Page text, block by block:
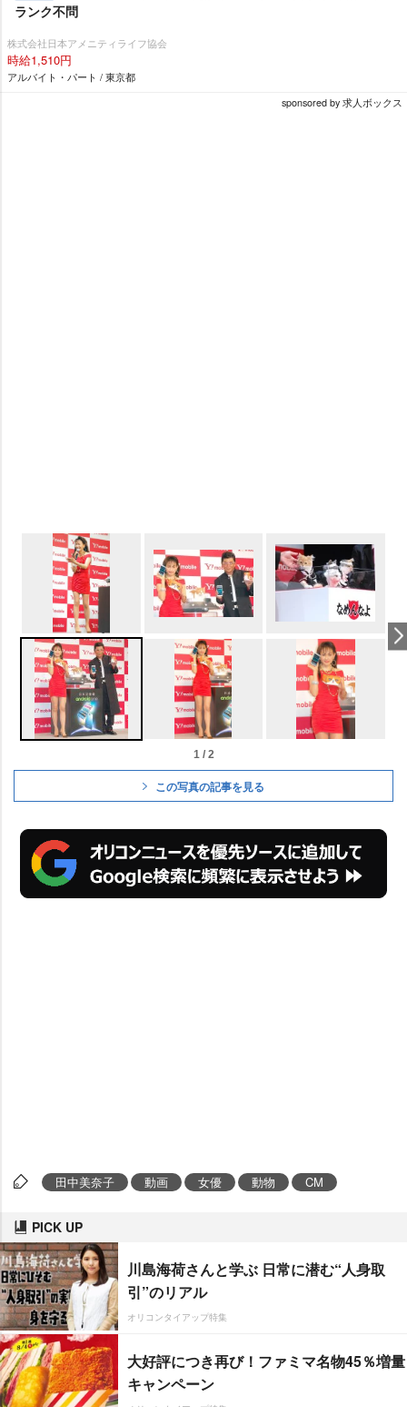
ランク不問
株式会社日本アメニティライフ協会
時給1,510円
アルバイト・パート / 東京都
sponsored by 求人ボックス
1 / 2
この写真の記事を見る
田中美奈子 動画 女優 動物 CM
PICK UP
川島海荷さんと学ぶ 日常に潜む“人身取
引”のリアル
オリコンタイアップ特集
大好評につき再び！ファミマ名物45％増量
キャンペーン